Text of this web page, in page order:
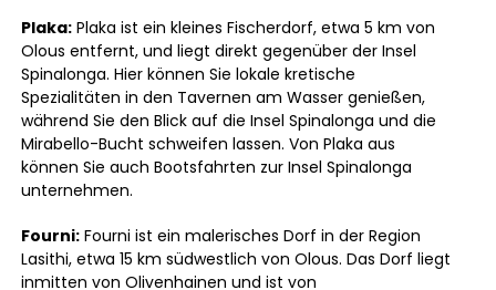
Plaka: Plaka ist ein kleines Fischerdorf, etwa 5 km von
Olous entfernt, und liegt direkt gegenüber der Insel
Spinalonga. Hier können Sie lokale kretische
Spezialitäten in den Tavernen am Wasser genießen,
während Sie den Blick auf die Insel Spinalonga und die
Mirabello-Bucht schweifen lassen. Von Plaka aus
können Sie auch Bootsfahrten zur Insel Spinalonga
unternehmen.
Fourni: Fourni ist ein malerisches Dorf in der Region
Lasithi, etwa 15 km südwestlich von Olous. Das Dorf liegt
inmitten von Olivenhainen und ist von